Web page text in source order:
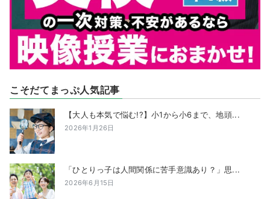
こそだてまっぷ人気記事
【大人も本気で悩む!?】小1から小6まで、地頭...
2026年1月26日
「ひとりっ子は人間関係に苦手意識あり？」思...
2026年6月15日